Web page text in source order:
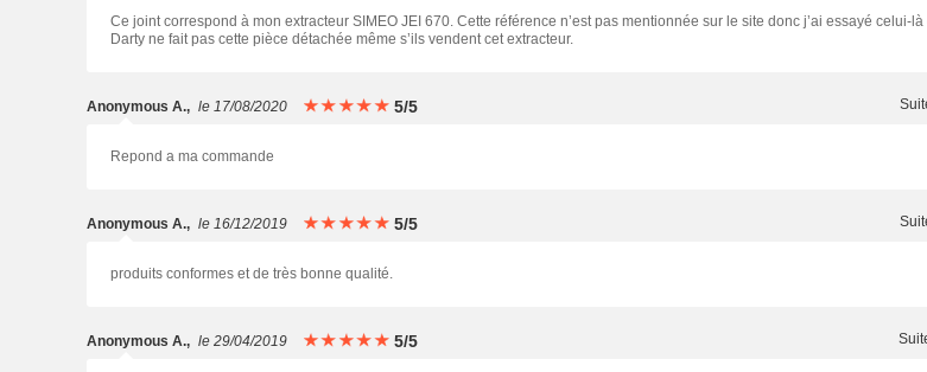
Ce joint correspond à mon extracteur SIMEO JEI 670. Cette référence n’est pas mentionnée sur le site donc j’ai essayé celui-
Darty ne fait pas cette pièce détachée même s’ils vendent cet extracteur.
Anonymous A., le 17/08/2020 5/5
Repond a ma commande
Anonymous A., le 16/12/2019 5/5
produits conformes et de très bonne qualité.
Anonymous A., le 29/04/2019 5/5